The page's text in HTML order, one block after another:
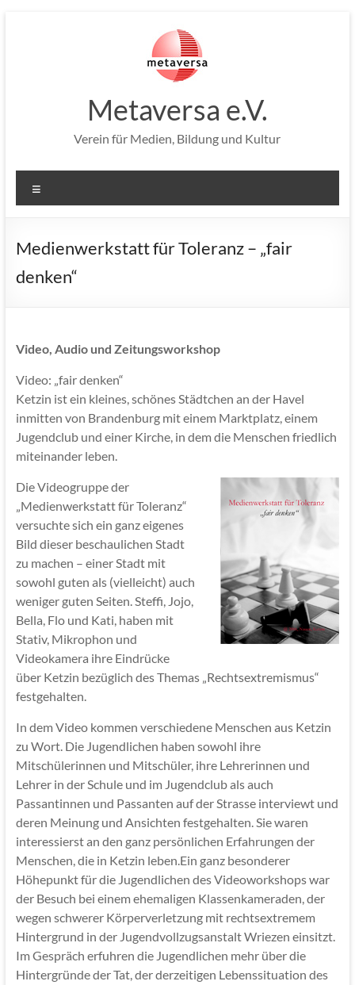
Metaversa e.V.
Verein für Medien, Bildung und Kultur
Medienwerkstatt für Toleranz – „fair
denken“
Video, Audio und Zeitungsworkshop
Video: „fair denken“
Ketzin ist ein kleines, schönes Städtchen an der Havel
inmitten von Brandenburg mit einem Marktplatz, einem
Jugendclub und einer Kirche, in dem die Menschen friedlich
miteinander leben.
Die Videogruppe der
„Medienwerkstatt für Toleranz“
versuchte sich ein ganz eigenes
Bild dieser beschaulichen Stadt
zu machen – einer Stadt mit
sowohl guten als (vielleicht) auch
weniger guten Seiten. Steffi, Jojo,
Bella, Flo und Kati, haben mit
Stativ, Mikrophon und
Videokamera ihre Eindrücke
über Ketzin bezüglich des Themas „Rechtsextremismus“
festgehalten.
In dem Video kommen verschiedene Menschen aus Ketzin
zu Wort. Die Jugendlichen haben sowohl ihre
Mitschülerinnen und Mitschüler, ihre Lehrerinnen und
Lehrer in der Schule und im Jugendclub als auch
Passantinnen und Passanten auf der Strasse interviewt und
deren Meinung und Ansichten festgehalten. Sie waren
interessierst an den ganz persönlichen Erfahrungen der
Menschen, die in Ketzin leben.Ein ganz besonderer
Höhepunkt für die Jugendlichen des Videoworkshops war
der Besuch bei einem ehemaligen Klassenkameraden, der
wegen schwerer Körperverletzung mit rechtsextremem
Hintergrund in der Jugendvollzugsanstalt Wriezen einsitzt.
Im Gespräch erfuhren die Jugendlichen mehr über die
Hintergründe der Tat, der derzeitigen Lebenssituation des